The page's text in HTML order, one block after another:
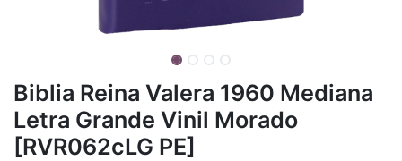
Biblia Reina Valera 1960 Mediana
Letra Grande Vinil Morado
[RVR062cLG PE]